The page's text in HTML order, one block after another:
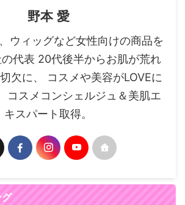
野本 愛
ウィッグなど女性向けの商品を
代表 20代後半からお肌が荒れ
欠に、 コスメや美容がLOVEに
コスメコンシェルジュ＆美肌エ
キスパート取得。
グ